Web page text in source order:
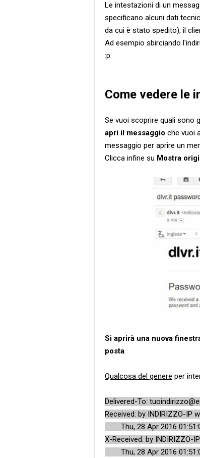
Le intestazioni di un
specificano alcuni dati
da cui è stato spedito), il
Ad esempio sbirciando
:p
Come vedere le
Se vuoi scoprire quali sono
apri il messaggio che vuoi
messaggio per aprire un
Clicca infine su Mostra
Si aprirà una nuova
posta.
Qualcosa del genere per
Delivered-To:
Received: by INDIRIZZO-IP
Thu, 28 Apr 2016
X-Received: by INDIRIZZO-
Thu, 28 Apr 2016